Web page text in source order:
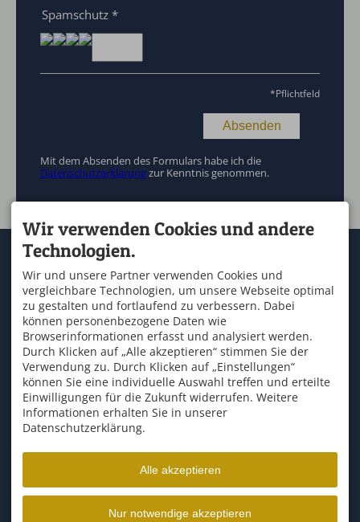
Spamschutz*
*Pflichtfeld
Mit dem Absenden des Formulars habe ich die
Datenschutzerklärungzur Kenntnis genommen.
KONTAKT
OUTDOOR ZENTRUM
ALLGÄU
An der Marienbrücke 2
87544 Blaichach
T. +49 8321 67 57 57
F. +49 8321 67 57 58
info@raftingzentrum.de
Kontakt & Anfahrt
Wetter
Schullandheim Allgäu
Newsletteranmeldung
Buchungsbedingungen
ÜBER UNS
Tripadvisor
ÖFFNUNGSZEITEN
Mo - So 13:00-17:00 und
09:00-12:00
Facebook Instagram YouTube
Wir verwenden Cookies und andere
Technologien.
Wir und unsere Partner verwenden Cookies und
vergleichbare Technologien, um unsere Webseite optimal
zu gestalten und fortlaufend zu verbessern. Dabei
können personenbezogene Daten wie
Browserinformationen erfasst und analysiert werden.
Durch Klicken auf „Alle akzeptieren“ stimmen Sie der
Verwendung zu. Durch Klicken auf „Einstellungen“
können Sie eine individuelle Auswahl treffen und erteilte
Einwilligungen für die Zukunft widerrufen. Weitere
Informationen erhalten Sie in unserer
Datenschutzerklärung.
Alle akzeptieren
Nur notwendige akzeptieren